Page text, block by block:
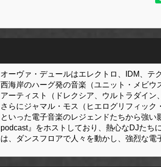
オーヴァ・デュールはエレクトロ、IDM、テ
西海岸のハーグ発の音楽（ユニット・メビ
アーティスト（ドレクシア、ウルトラダイン
さらにジャマル・モス（ヒエログリフィッ
といった電子音楽のレジェンドたちから強
podcast』をホストしており、熱心なDJたち
は、ダンスフロアで人々を動かし、強烈な電